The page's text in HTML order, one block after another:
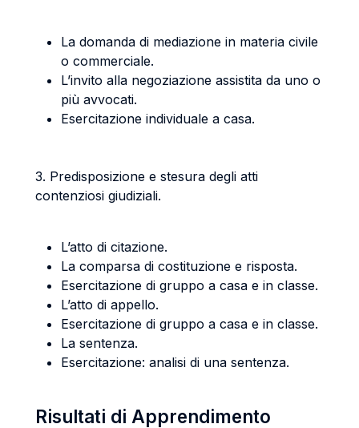
La domanda di mediazione in materia civile
o commerciale.
L’invito alla negoziazione assistita da uno o
più avvocati.
Esercitazione individuale a casa.
3. Predisposizione e stesura degli atti
contenziosi giudiziali.
L’atto di citazione.
La comparsa di costituzione e risposta.
Esercitazione di gruppo a casa e in classe.
L’atto di appello.
Esercitazione di gruppo a casa e in classe.
La sentenza.
Esercitazione: analisi di una sentenza.
Risultati di Apprendimento